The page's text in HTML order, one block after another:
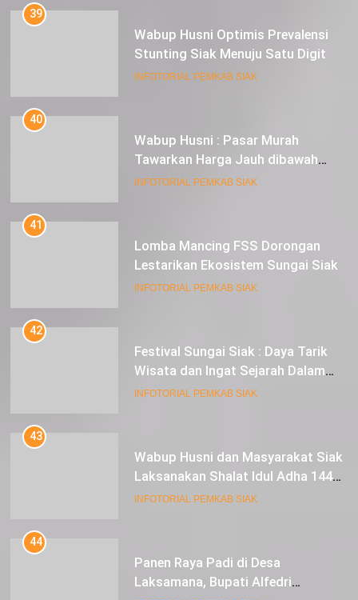
39
Wabup Husni Optimis Prevalensi
Stunting Siak Menuju Satu Digit
INFOTORIAL PEMKAB SIAK
40
Wabup Husni : Pasar Murah
Tawarkan Harga Jauh dibawah
Pasar Tradisional
INFOTORIAL PEMKAB SIAK
41
Lomba Mancing FSS Dorongan
Lestarikan Ekosistem Sungai Siak
INFOTORIAL PEMKAB SIAK
42
Festival Sungai Siak : Daya Tarik
Wisata dan Ingat Sejarah Dalam
Lestarikan Peradaban
INFOTORIAL PEMKAB SIAK
43
Wabup Husni dan Masyarakat Siak
Laksanakan Shalat Idul Adha 1445
Hijriah di Lapangan Tugu Siak
INFOTORIAL PEMKAB SIAK
44
Panen Raya Padi di Desa
Laksamana, Bupati Alfedri